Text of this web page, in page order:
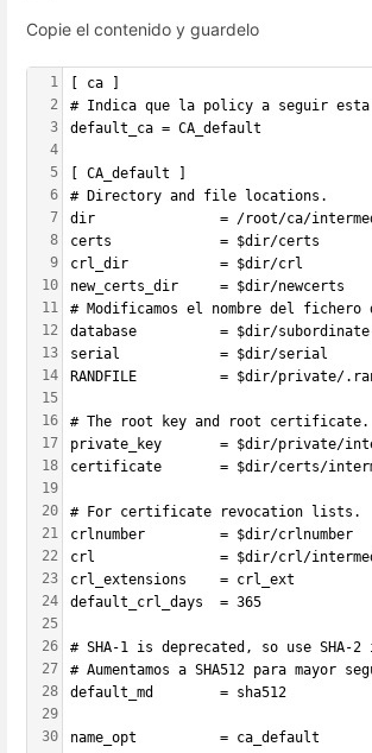
Copie el contenido y guardelo
1
2
3
4
5
6
7
8
9
10
11
12
13
14
15
16
17
18
19
20
21
22
23
24
25
26
27
28
29
30
[ ca ]
# Indica que la policy a seguir esta
default_ca = CA_default
[ CA_default ]
# Directory and file locations.
dir               = /root/ca/
certs             = $dir/certs
crl_dir           = $dir/crl
new_certs_dir     = $dir/newcerts
# Modificamos el nombre del fichero
database          = $dir/
serial            = $dir/serial
RANDFILE          = $dir/private/
# The root key and root certificate.
private_key       = $dir/private/
certificate       = $dir/certs/
# For certificate revocation lists.
crlnumber         = $dir/crlnumber
crl               = $dir/crl/
crl_extensions    = crl_ext
default_crl_days  = 365
# SHA-1 is deprecated, so use SHA-2
# Aumentamos a SHA512 para
default_md        = sha512
name_opt          = ca_default